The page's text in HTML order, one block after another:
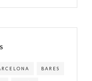
BARES